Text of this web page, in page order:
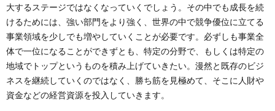
大するステージではなくなっていくでしょう。その中でも成長を続
けるためには、強い部門をより強く、世界の中で競争優位に立てる
事業領域を少しでも増やしていくことが必要です。必ずしも事業全
体で一位になることができずとも、特定の分野で、もしくは特定の
地域でトップというものを積み上げていきたい。漫然と既存のビジ
ネスを継続していくのではなく、勝ち筋を見極めて、そこに人財や
資金などの経営資源を投入していきます。